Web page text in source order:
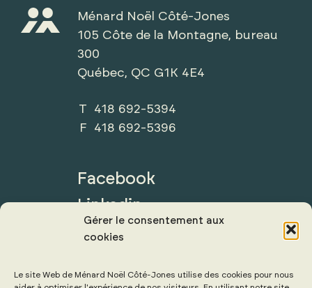
Gérer le consentement aux
cookies
Le site Web de Ménard Noël Côté-Jones utilise des cookies pour nous
Ménard Noël Côté-Jones
105 Côte de la Montagne, bureau
300
Québec, QC G1K 4E4
T 418 692-5394
F 418 692-5396
Facebook
Linkedin